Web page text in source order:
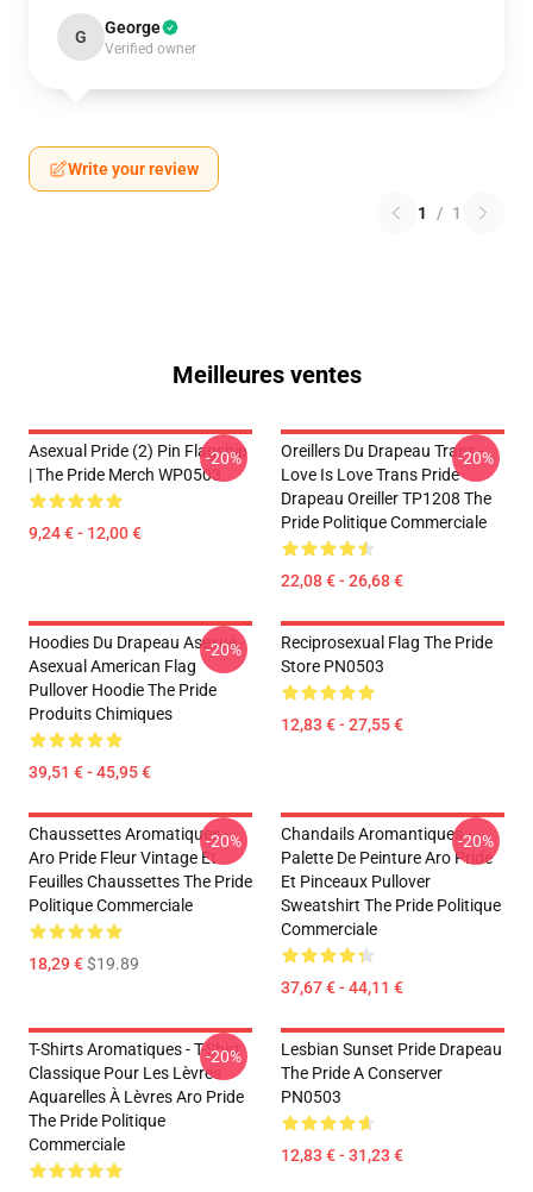
G George
Verified owner
Write your review
1 / 1
Meilleures ventes
Asexual Pride (2) Pin Flagship
| The Pride Merch WP0503
9,24 € - 12,00 €
-20%
Oreillers Du Drapeau Trans -
Love Is Love Trans Pride
Drapeau Oreiller TP1208 The
Pride Politique Commerciale
22,08 € - 26,68 €
-20%
Hoodies Du Drapeau Asexué -
Asexual American Flag
Pullover Hoodie The Pride
Produits Chimiques
39,51 € - 45,95 €
-20%
Reciprosexual Flag The Pride
Store PN0503
12,83 € - 27,55 €
Chaussettes Aromatiques -
Aro Pride Fleur Vintage Et
Feuilles Chaussettes The Pride
Politique Commerciale
18,29 €$19.89
-20%
Chandails Aromantiques -
Palette De Peinture Aro Pride
Et Pinceaux Pullover
Sweatshirt The Pride Politique
Commerciale
37,67 € - 44,11 €
-20%
T-Shirts Aromatiques - T-Shirt
Classique Pour Les Lèvres
Aquarelles À Lèvres Aro Pride
The Pride Politique
Commerciale
-20%
Lesbian Sunset Pride Drapeau
The Pride A Conserver
PN0503
12,83 € - 31,23 €